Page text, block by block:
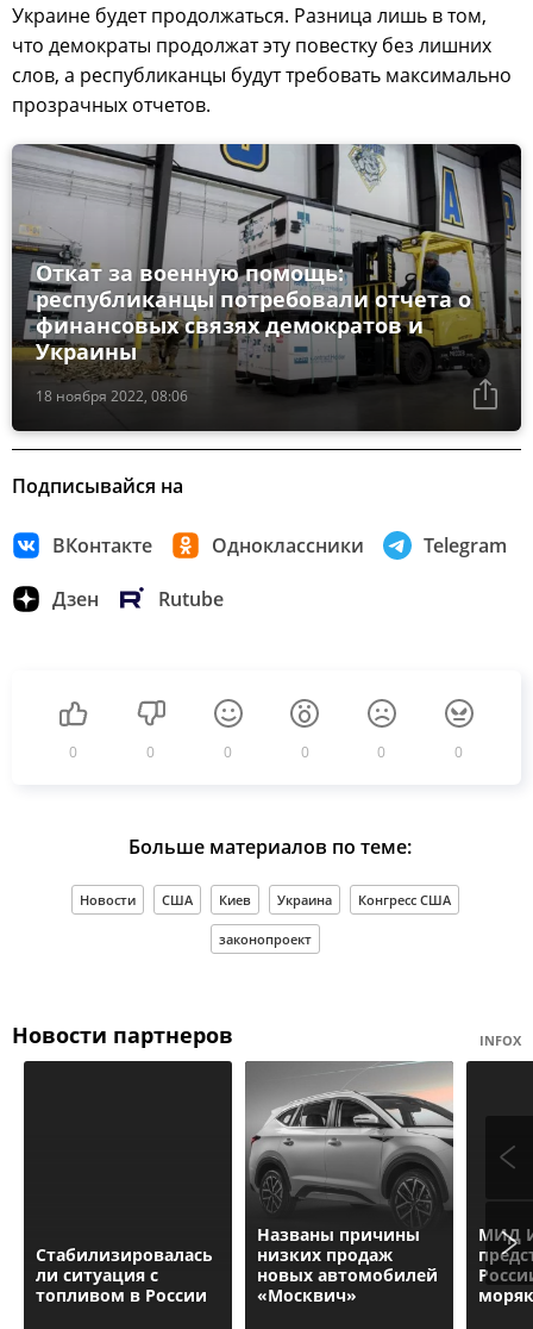
Украине будет продолжаться. Разница лишь в том,
что демократы продолжат эту повестку без лишних
слов, а республиканцы будут требовать максимально
прозрачных отчетов.
18 ноября 2022, 08:06
Откат за военную помощь:
республиканцы потребовали отчета о
финансовых связях демократов и
Украины
Подписывайся на
ВКонтакте Одноклассники Telegram
Дзен Rutube
0 0 0 0 0 0
Больше материалов по теме:
Новости США Киев Украина Конгресс США
законопроект
Новости партнеров INFOX
Стабилизировалась
ли ситуация с
топливом в России
Названы причины
низких продаж
новых автомобилей
«Москвич»
МИД